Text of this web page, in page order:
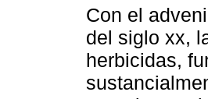
Con el
del siglo xx,
herbicidas,